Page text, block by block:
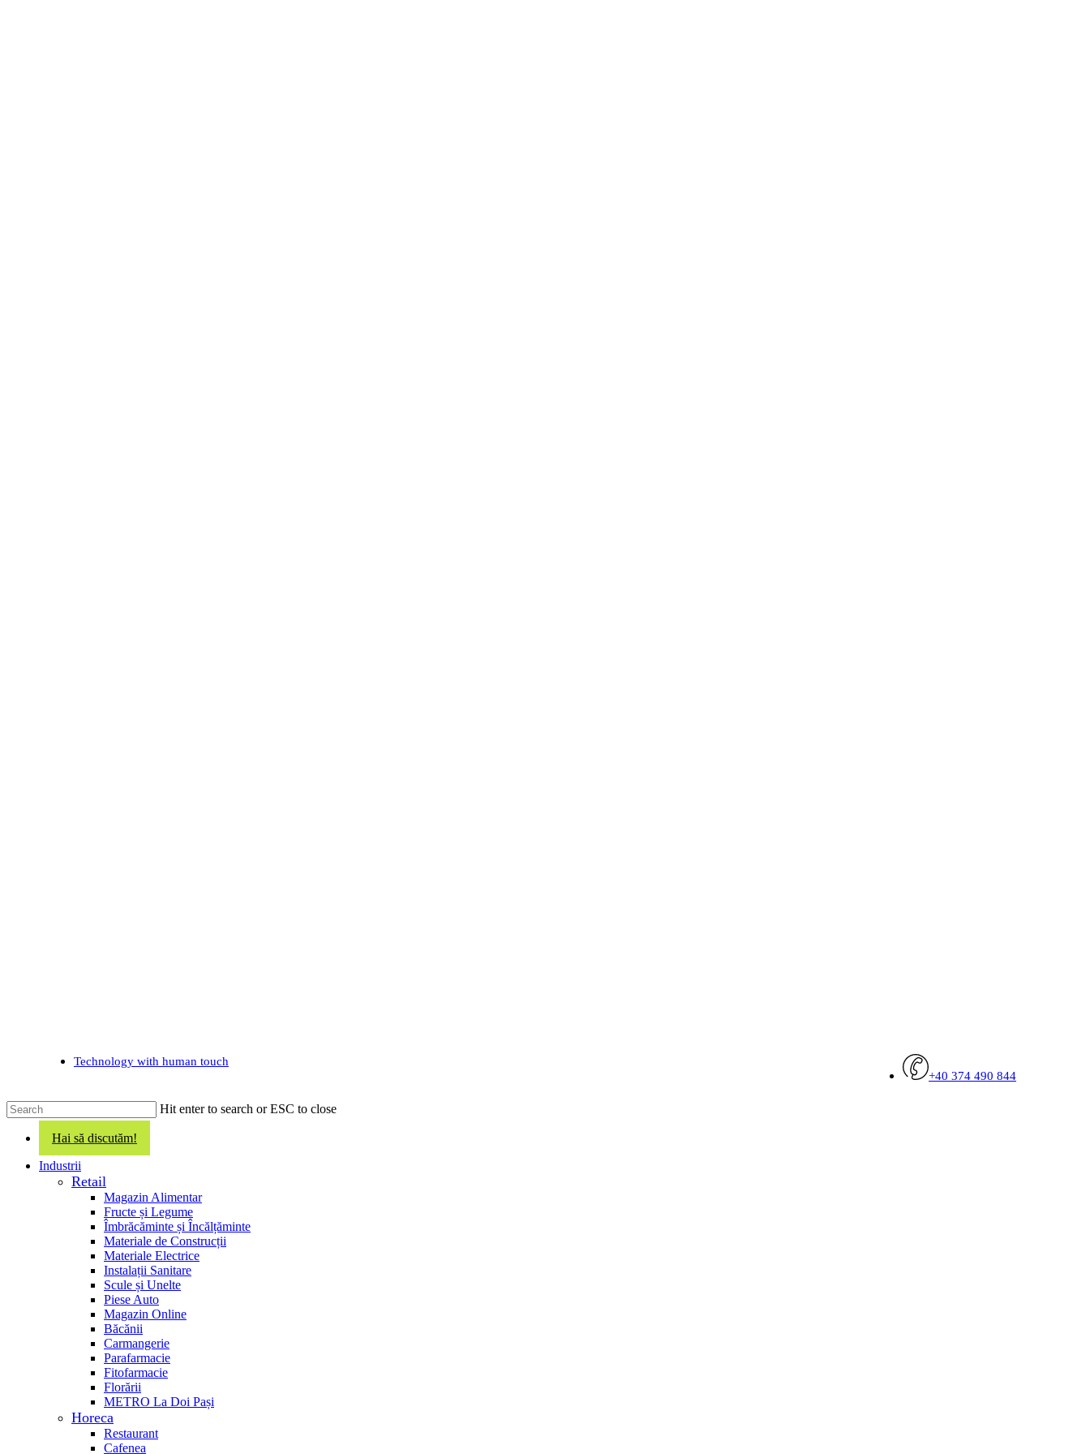
Technology with human touch
+40 374 490 844
Hit enter to search or ESC to close
Search
Hai să discutăm!
search
Menu Industrii
Retail
Magazin Alimentar
Fructe și Legume
Îmbrăcăminte și Încălțăminte
Materiale de Construcții
Materiale Electrice
Instalații Sanitare
Scule și Unelte
Piese Auto
Magazin Online
Băcănii
Carmangerie
Parafarmacie
Fitofarmacie
Florării
METRO La Doi Pași
Horeca
Restaurant
Cafenea